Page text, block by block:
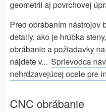
geometrii aj povrchovej
Pred obrábaním nástrojov
detaily, ako je hrúbka
obrábanie a požiadavky
nájdete v... Sprievodca
nehrdzavejúcej ocele pre
CNC obrábanie